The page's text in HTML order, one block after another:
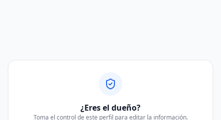
¿Eres el dueño?
Toma el control de este perfil para editar la información.